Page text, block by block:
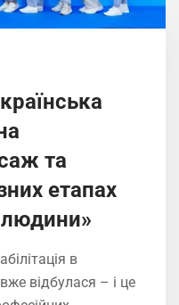
та
етапах
в
відбулася – і це